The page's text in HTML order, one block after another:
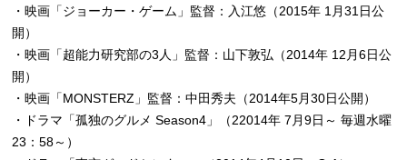
・映画「ジョーカー・ゲーム」監督：入江悠（2015年 1月31日公
開）
・映画「超能力研究部の3人」監督：山下敦弘（2014年 12月6日公
開）
・映画「MONSTERZ」監督：中田秀夫（2014年5月30日公開）
・ドラマ「孤独のグルメ Season4」（22014年 7月9日～ 毎週水曜
23：58～）